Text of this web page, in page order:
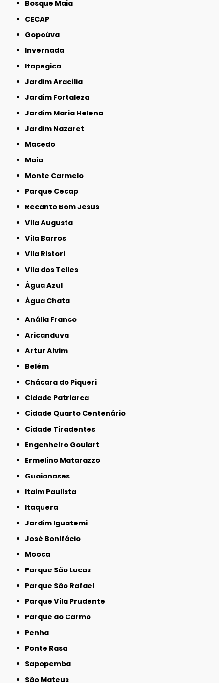
Bosque Maia
CECAP
Gopoúva
Invernada
Itapegica
Jardim Aracília
Jardim Fortaleza
Jardim Maria Helena
Jardim Nazaret
Macedo
Maia
Monte Carmelo
Parque Cecap
Recanto Bom Jesus
Vila Augusta
Vila Barros
Vila Ristori
Vila dos Telles
Água Azul
Água Chata
Anália Franco
Aricanduva
Artur Alvim
Belém
Chácara do Piqueri
Cidade Patriarca
Cidade Quarto Centenário
Cidade Tiradentes
Engenheiro Goulart
Ermelino Matarazzo
Guaianases
Itaim Paulista
Itaquera
Jardim Iguatemi
José Bonifácio
Mooca
Parque São Lucas
Parque São Rafael
Parque Vila Prudente
Parque do Carmo
Penha
Ponte Rasa
Sapopemba
São Mateus